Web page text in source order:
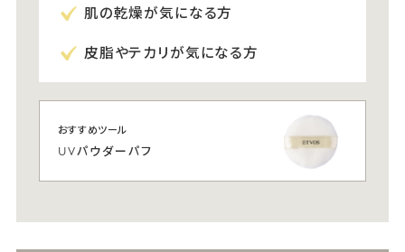
肌の乾燥が気になる方
皮脂やテカリが気になる方
おすすめツール
UVパウダーパフ